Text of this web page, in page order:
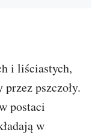
i liściastych,
pszczoły.
postaci
w